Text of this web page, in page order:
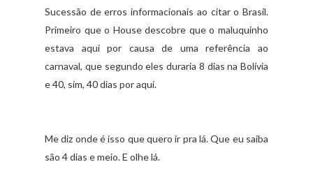
Sucessão de erros informacionais ao citar o Brasil.
Primeiro que o House descobre que o maluquinho
estava aqui por causa de uma referência ao
carnaval, que segundo eles duraria 8 dias na Bolívia
e 40, sim, 40 dias por aqui.
Me diz onde é isso que quero ir pra lá. Que eu saiba
são 4 dias e meio. E olhe lá.